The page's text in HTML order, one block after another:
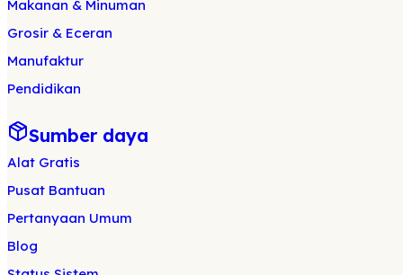
Makanan & Minuman
Grosir & Eceran
Manufaktur
Pendidikan
Sumber daya
Alat Gratis
Pusat Bantuan
Pertanyaan Umum
Blog